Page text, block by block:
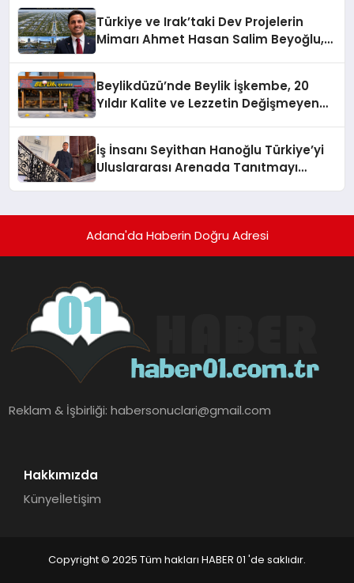
Türkiye ve Irak’taki Dev Projelerin
Mimarı Ahmet Hasan Salim Beyoğlu,
Hayata Geçirecek
Beylikdüzü’nde Beylik İşkembe, 20
Yıldır Kalite ve Lezzetin Değişmeyen
İş İnsanı Seyithan Hanoğlu Türkiye’yi
Uluslararası Arenada Tanıtmayı
Adana'da Haberin Doğru Adresi
Reklam & İşbirliği:habersonuclari@gmail.com
Hakkımızda
Künyeİletişim
Copyright © 2025 Tüm hakları HABER 01 'de saklıdır.